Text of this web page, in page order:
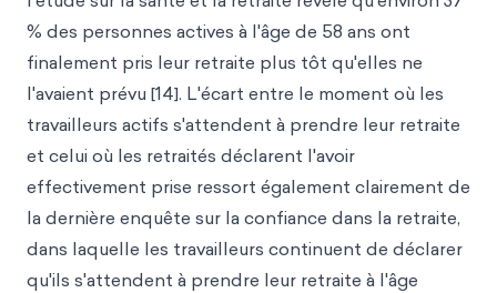
% des personnes actives à l'âge de 58 ans ont
finalement pris leur retraite plus tôt qu'elles ne
l'avaient prévu [14]. L'écart entre le moment où les
travailleurs actifs s'attendent à prendre leur retraite
et celui où les retraités déclarent l'avoir
effectivement prise ressort également clairement de
la dernière enquête sur la confiance dans la retraite,
dans laquelle les travailleurs continuent de déclarer
qu'ils s'attendent à prendre leur retraite à l'âge